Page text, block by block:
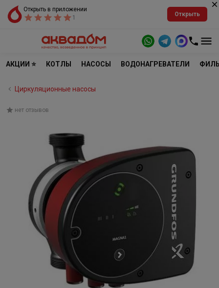
Открыть в приложении
1
Открыть
АКЦИИ ⭐ КОТЛЫ НАСОСЫ ВОДОНАГРЕВАТЕЛИ
Циркуляционные насосы
нет отзывов